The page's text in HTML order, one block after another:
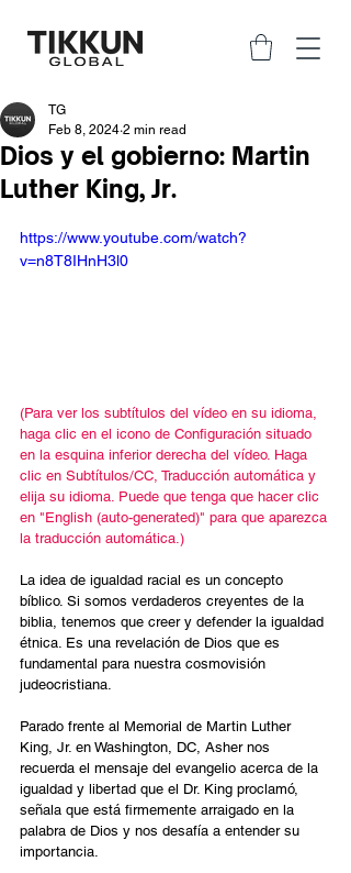
Dios y el gobierno: Martin
Luther King, Jr.
TG
Feb 8, 2024 2 min read
https://www.youtube.com/watch?
v=n8T8IHnH3l0
(Para ver los subtítulos del vídeo en su idioma,
haga clic en el icono de Configuración situado
en la esquina inferior derecha del vídeo. Haga
clic en Subtítulos/CC, Traducción automática y
elija su idioma. Puede que tenga que hacer clic
en "English (auto-generated)" para que aparezca
la traducción automática.)
La idea de igualdad racial es un concepto
bíblico. Si somos verdaderos creyentes de la
biblia, tenemos que creer y defender la igualdad
étnica. Es una revelación de Dios que es
fundamental para nuestra cosmovisión
judeocristiana.
Parado frente al Memorial de Martin Luther
King, Jr. en Washington, DC, Asher nos
recuerda el mensaje del evangelio acerca de la
igualdad y libertad que el Dr. King proclamó,
señala que está firmemente arraigado en la
palabra de Dios y nos desafía a entender su
importancia.